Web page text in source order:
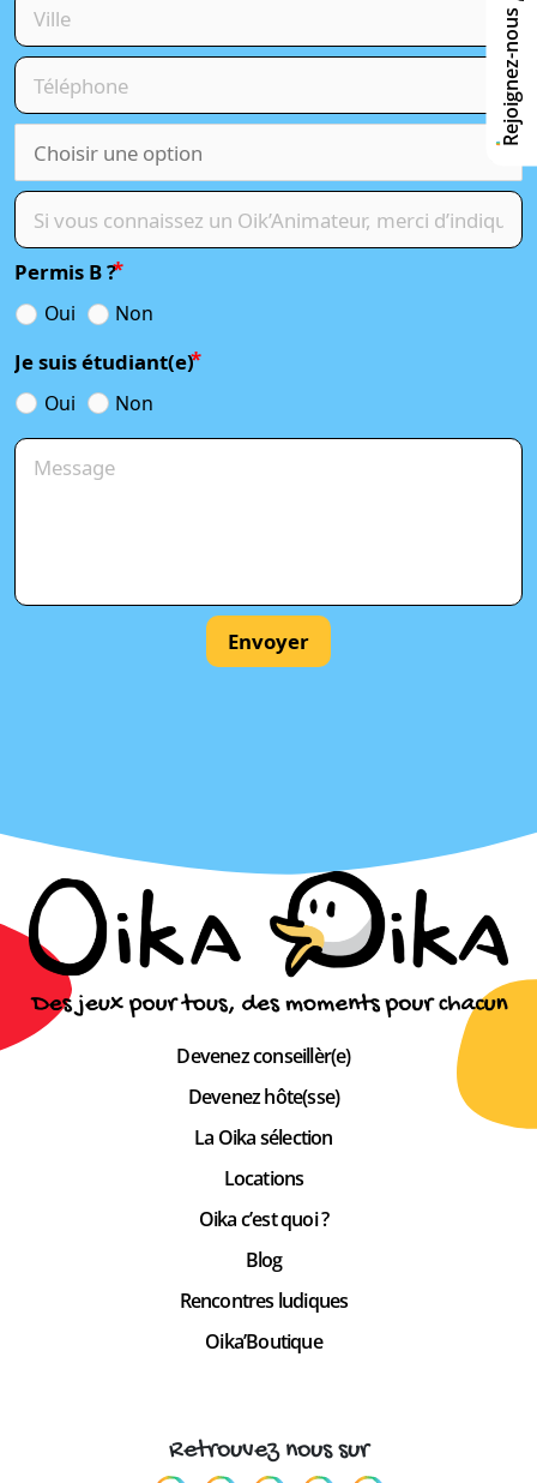
Rejoignez-nous
Permis B ?
Oui Non
Je suis étudiant(e)
Oui Non
Envoyer
Devenez conseillèr(e)
Devenez hôte(sse)
La Oika sélection
Locations
Oika c’est quoi ?
Blog
Rencontres ludiques
Oika’Boutique
Retrouvez nous sur